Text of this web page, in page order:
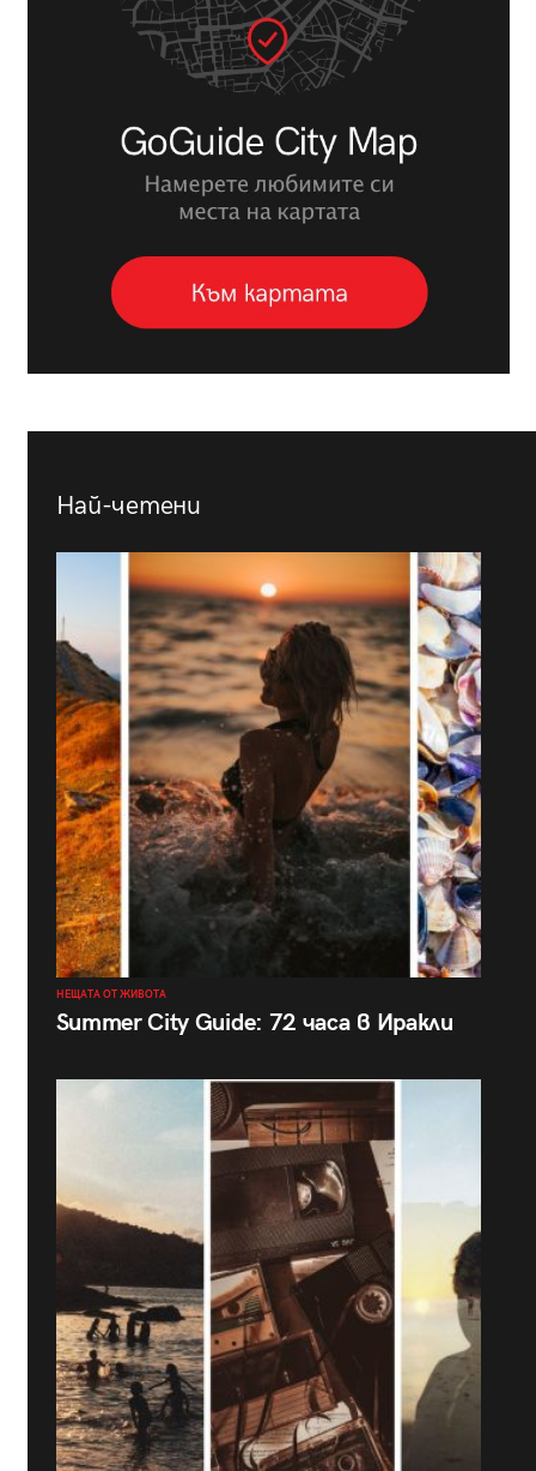
Най-четени
НЕЩАТА ОТ ЖИВОТА
Summer City Guide: 72 часа в Иракли